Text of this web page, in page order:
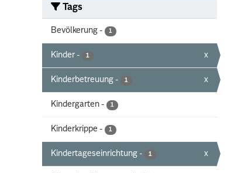
Tags
Bevölkerung - 1
Kinder - 1 x
Kinderbetreuung - 1 x
Kindergarten - 1
Kinderkrippe - 1
Kindertageseinrichtung - 1 x